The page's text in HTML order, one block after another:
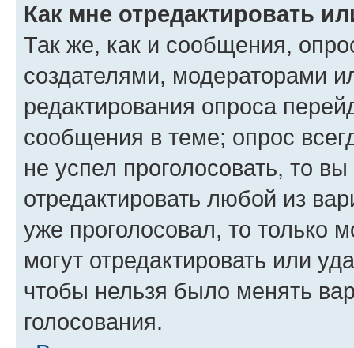
Как мне отредактировать
Так же, как и сообщения,
создателями, модераторами
редактирования опроса
сообщения в теме; опрос
не успел проголосовать, то
отредактировать любой из
уже проголосовал, то только
могут отредактировать или
чтобы нельзя было менять
голосования.